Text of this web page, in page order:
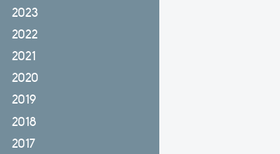
2023
2022
2021
2020
2019
2018
2017